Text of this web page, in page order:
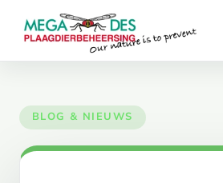
Skip to main content